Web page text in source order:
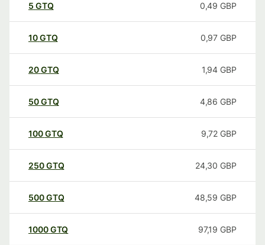
5 GTQ 0,49 GBP
10GTQ 0,97 GBP
20GTQ 1,94 GBP
50GTQ 4,86 GBP
100GTQ 9,72 GBP
250GTQ 24,30 GBP
500GTQ 48,59 GBP
1000GTQ 97,19 GBP